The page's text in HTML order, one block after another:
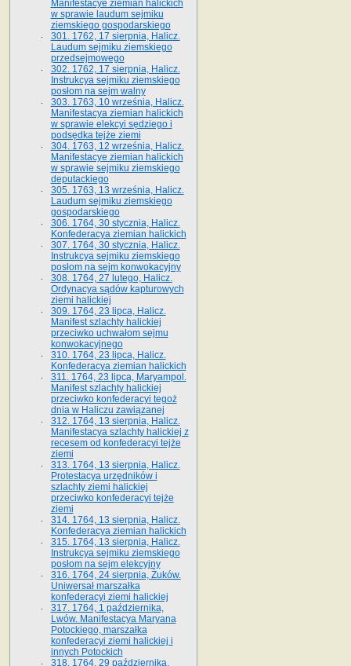
Manifestacye ziemian halickich
w sprawie laudum sejmiku
ziemskiego gospodarskiego
301. 1762, 17 sierpnia, Halicz.
Laudum sejmiku ziemskiego
przedsejmowego
302. 1762, 17 sierpnia, Halicz.
Instrukcya sejmiku ziemskiego
posłom na sejm walny
303. 1763, 10 września, Halicz.
Manifestacya ziemian halickich
w sprawie elekcyi sędziego i
podsędka tejże ziemi
304. 1763, 12 września, Halicz.
Manifestacye ziemian halickich
w sprawie sejmiku ziemskiego
deputackiego
305. 1763, 13 września, Halicz.
Laudum sejmiku ziemskiego
gospodarskiego
306. 1764, 30 stycznia, Halicz.
Konfederacya ziemian halickich
307. 1764, 30 stycznia, Halicz.
Instrukcya sejmiku ziemskiego
posłom na sejm konwokacyjny
308. 1764, 27 lutego, Halicz.
Ordynacya sądów kapturowych
ziemi halickiej
309. 1764, 23 lipca, Halicz.
Manifest szlachty halickiej
przeciwko uchwałom sejmu
konwokacyjnego
310. 1764, 23 lipca, Halicz.
Konfederacya ziemian halickich
311. 1764, 23 lipca, Maryampol.
Manifest szlachty halickiej
przeciwko konfederacyi tegoż
dnia w Haliczu zawiązanej
312. 1764, 13 sierpnia, Halicz.
Manifestacya szlachty halickiej z
recesem od konfederacyi tejże
ziemi
313. 1764, 13 sierpnia, Halicz.
Protestacya urzędników i
szlachty ziemi halickiej
przeciwko konfederacyi tejże
ziemi
314. 1764, 13 sierpnia, Halicz.
Konfederacya ziemian halickich
315. 1764, 13 sierpnia, Halicz.
Instrukcya sejmiku ziemskiego
posłom na sejm elekcyjny
316. 1764, 24 sierpnia, Żuków.
Uniwersał marszałka
konfederacyi ziemi halickiej
317. 1764, 1 października,
Lwów. Manifestacya Maryana
Potockiego, marszałka
konfederacyi ziemi halickiej i
innych Potockich
318. 1764, 29 października,